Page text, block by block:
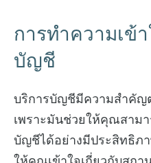
การทำความเข้
บัญชี
บริการบัญชีมีความสำคัญ
เพราะมันช่วยให้คุณสามา
บัญชีได้อย่างมีประสิทธิภ